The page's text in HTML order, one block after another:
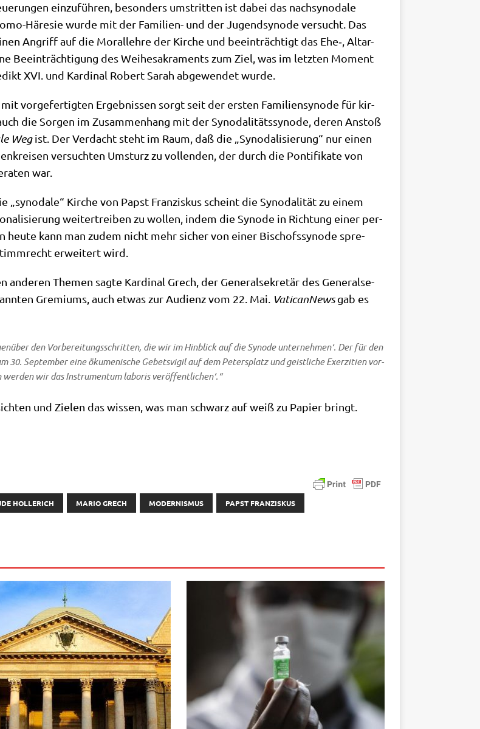
ein­zu­füh­ren, beson­ders umstrit­ten ist dabei das nach­syn­oda­le
Häre­sie wur­de mit der Fami­li­en- und der Jugend­syn­ode ver­sucht. Das
Angriff auf die Moral­leh­re der Kir­che und beein­träch­tigt das Ehe‑, Altar-
Beein­träch­ti­gung des Wei­he­sa­kra­ments zum Ziel, was im letz­ten Moment
XVI. und Kar­di­nal Robert Sarah abge­wen­det wurde.
vor­ge­fer­tig­ten Ergeb­nis­sen sorgt seit der ersten Fami­li­en­syn­ode für kir­
die Sor­gen im Zusam­men­hang mit der Syn­oda­li­täts­syn­ode, deren Anstoß
Wegist. Der Ver­dacht steht im Raum, daß die „Syn­oda­li­sie­rung“ nur einen
ver­such­ten Umsturz zu voll­enden, der durch die Pon­ti­fi­ka­te von
war.
Kir­che von Papst Fran­zis­kus scheint die Syn­oda­li­tät zu einem
wei­ter­trei­ben zu wol­len, indem die Syn­ode in Rich­tung einer per­
kann man zudem nicht mehr sicher von einer Bischofs­syn­ode spre­
erwei­tert wird.
ande­ren The­men sag­te Kar­di­nal Grech, der Gene­ral­se­kre­tär des Gene­ral­se­
Gre­mi­ums, auch etwas zur Audi­enz vom 22. Mai. Vati­can­Newsgab es
den Vor­be­rei­tungs­schrit­ten, die wir im Hin­blick auf die Syn­ode unter­neh­men‘. Der für den
30. Sep­tem­ber eine öku­me­ni­sche Gebets­vi­gil auf dem Peters­platz und geist­li­che Exer­zi­ti­en vor­
wer­den wir das Instru­men­tum labo­ris veröffentlichen‘.“
und Zie­len das wis­sen, was man schwarz auf weiß zu Papier bringt.
HOLLERICH MARIO GRECH MODERNISMUS PAPST FRANZISKUS